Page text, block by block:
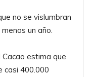
no se vislumbran
un año.
Cacao estima que
casi 400.000